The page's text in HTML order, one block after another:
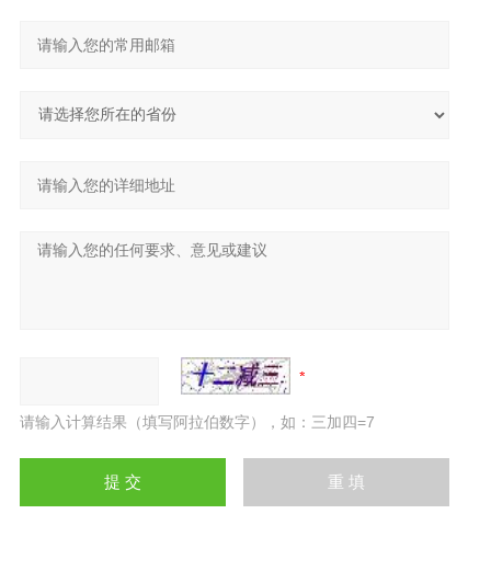
请输入计算结果（填写阿拉伯数字），如：三加四=7